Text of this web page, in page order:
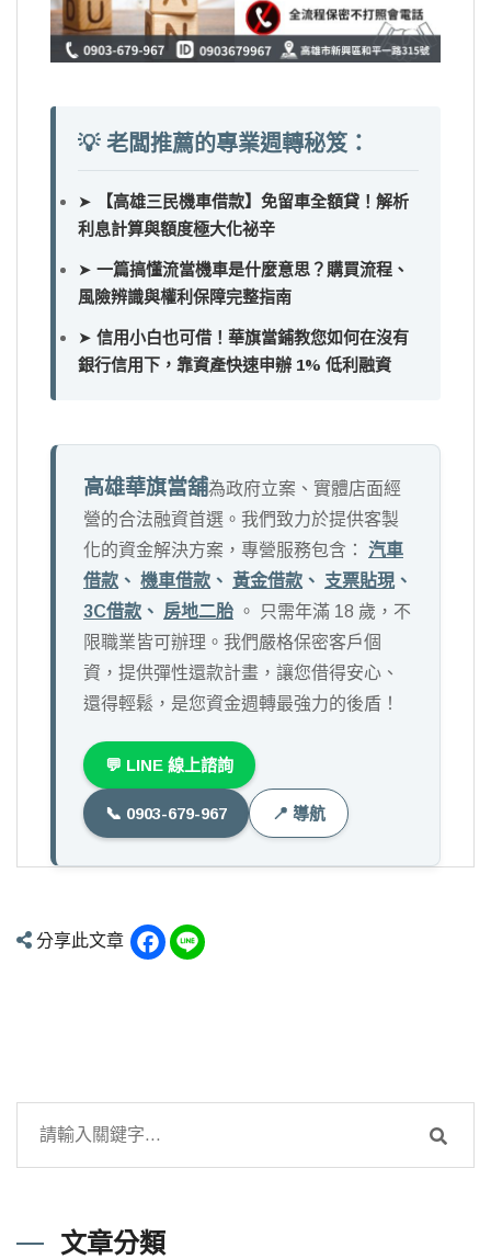
💡 老闆推薦的專業週轉秘笈：
➤
【高雄三民機車借款】免留車全額貸！解析
利息計算與額度極大化祕辛
➤ 一篇搞懂流當機車是什麼意思？購買流程、
風險辨識與權利保障完整指南
➤ 信用小白也可借！華旗當鋪教您如何在沒有
銀行信用下，靠資產快速申辦 1% 低利融資
高雄華旗當舖為政府立案、實體店面經
營的合法融資首選。我們致力於提供客製
化的資金解決方案，專營服務包含： 汽車
借款 、 機車借款 、 黃金借款 、 支票貼現 、
3C借款 、 房地二胎 。 只需年滿 18 歲，不
限職業皆可辦理。我們嚴格保密客戶個
資，提供彈性還款計畫，讓您借得安心、
還得輕鬆，是您資金週轉最強力的後盾！
💬 LINE 線上諮詢
📞 0903-679-967 📍 導航
分享此文章 Facebook
文章分類